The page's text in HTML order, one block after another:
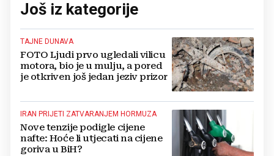
Još iz kategorije
TAJNE DUNAVA
FOTO Ljudi prvo ugledali vilicu
motora, bio je u mulju, a pored
je otkriven još jedan jeziv prizor
IRAN PRIJETI ZATVARANJEM HORMUZA
Nove tenzije podigle cijene
nafte: Hoće li utjecati na cijene
goriva u BiH?